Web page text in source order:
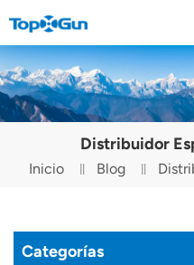
CONTÁCTENOS
English
Español
Distribuidor
Inicio Blog
Categorías